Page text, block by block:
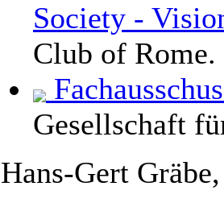
Society -
Club of Rome.
Gesellschaft
Hans-Gert